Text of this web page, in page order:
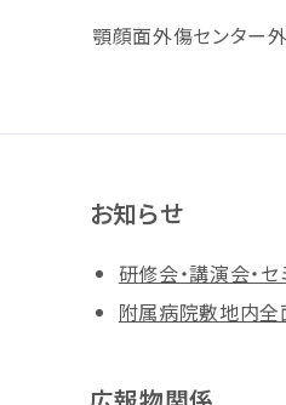
顎顔面外傷センター外
お知らせ
研修会・講演会・
附属病院敷地内